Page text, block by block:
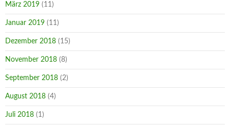
März 2019 (11)
Januar 2019 (11)
Dezember 2018 (15)
November 2018 (8)
September 2018 (2)
August 2018 (4)
Juli 2018 (1)